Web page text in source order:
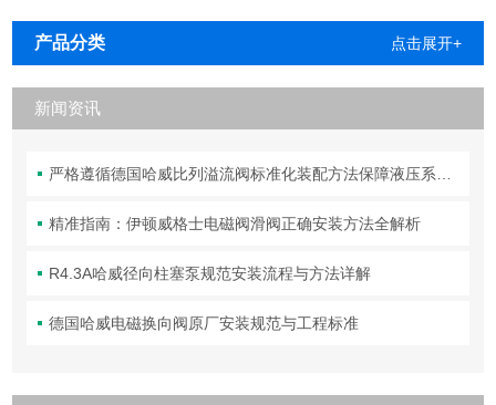
产品分类 点击展开+
新闻资讯
严格遵循德国哈威比列溢流阀标准化装配方法保障液压系统压力调控精准可靠
精准指南：伊顿威格士电磁阀滑阀正确安装方法全解析
R4.3A哈威径向柱塞泵规范安装流程与方法详解
德国哈威电磁换向阀原厂安装规范与工程标准